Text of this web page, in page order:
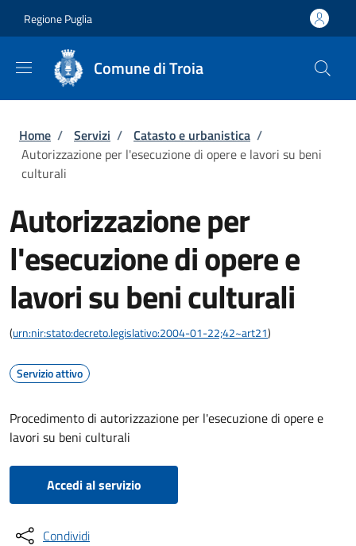
Regione Puglia
Comune di Troia
Briciole di pane
Home / Servizi / Catasto e urbanistica /
Autorizzazione per l'esecuzione di opere e lavori su beni
culturali
Autorizzazione per
l'esecuzione di opere e
lavori su beni culturali
(urn:nir:stato:decreto.legislativo:2004-01-22;42~art21)
Servizio attivo
Procedimento di autorizzazione per l'esecuzione di opere e
lavori su beni culturali
Accedi al servizio
Condividi